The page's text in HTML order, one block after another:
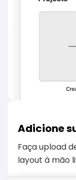
Adicione
Faça upload
layout à mão